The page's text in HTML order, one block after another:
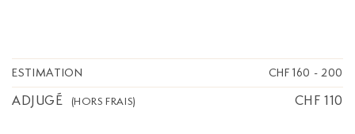
ESTIMATION CHF 160 - 200
ADJUGÉ (HORS FRAIS) CHF 110